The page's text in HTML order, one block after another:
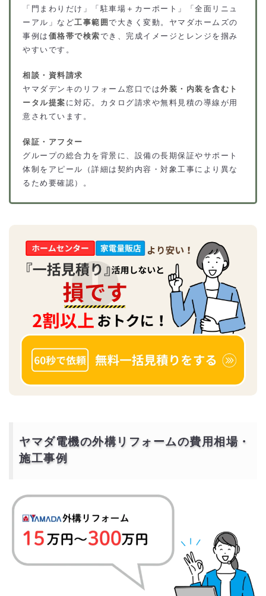
「門まわりだけ」「駐車場＋カーポート」「全面リニュ
ーアル」など工事範囲 で大きく変動。ヤマダホームズの
事例は 価格帯で検索でき、完成イメージとレンジを掴み
やすいです。
相談・資料請求
ヤマダデンキのリフォーム窓口では外装・内装を含むト
ータル提案 に対応。カタログ請求や無料見積の導線が用
意されています。
保証・アフター
グループの総合力を背景に、設備の長期保証やサポート
体制をアピール（詳細は契約内容・対象工事により異な
るため要確認）。
ヤマダ電機の外構リフォームの費用相場・
施工事例